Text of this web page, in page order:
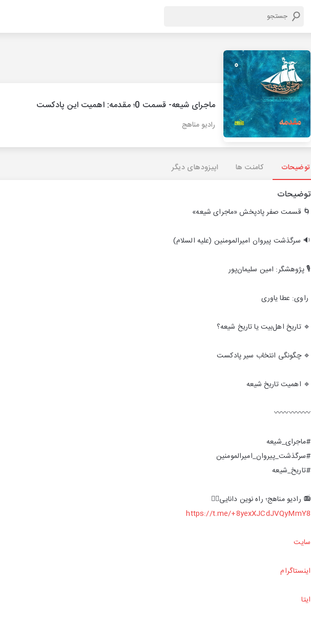
ماجرای شیعه- قسمت 0؛ مقدمه: اهمیت این پادکست
رادیو مناهج
توضیحات کامنت ها اپیزودهای دیگر
توضیحات
🌀 قسمت صفر پادپخش «ماجرای شیعه»
🔉 سرگذشت پیروان امیرالمومنین (علیه السلام)
🎙 پژوهشگر: امین سلیمان‌پور
راوی: عطا یاوری
🔹 تاریخ اهل‌بیت یا تاریخ شیعه؟
🔹 چگونگی انتخاب سیر پادکست
🔹 اهمیت تاریخ شیعه
〰️〰️〰️〰️〰️
#ماجرای_شیعه
#سرگذشت_پیروان_امیرالمومنین
#تاریخ_شیعه
📻 رادیو مناهج؛ راه نوین دانایی👇🏻
https://t.me/+8yexXJCdJVQyMmY8
سایت
اینستاگرام
ایتا